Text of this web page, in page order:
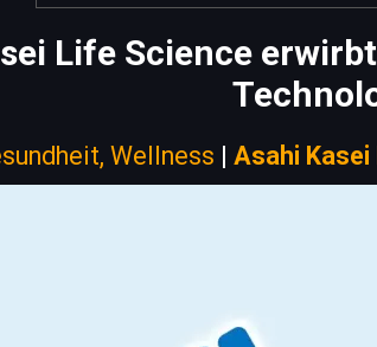
Life Science
Wellness | Asahi Kasei